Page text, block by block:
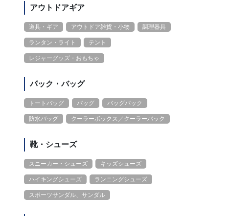
アウトドアギア
道具・ギア アウトドア雑貨・小物 調理器具
ランタン・ライト テント
レジャーグッズ・おもちゃ
パック・バッグ
トートバッグ バッグ バッグパック
防水バッグ クーラーボックス／クーラーバック
靴・シューズ
スニーカー・シューズ キッズシューズ
ハイキングシューズ ランニングシューズ
スポーツサンダル、サンダル